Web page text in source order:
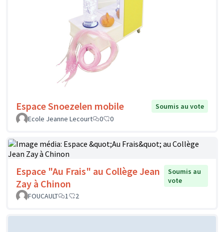
Espace Snoezelen mobile
Soumis au vote
Ecole Jeanne Lecourt
0 0
Espace "Au Frais" au Collège Jean
Zay à Chinon
Soumis au
vote
FOUCAULT
1 2